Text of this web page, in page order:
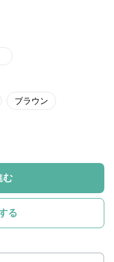
ブラウン
む
る